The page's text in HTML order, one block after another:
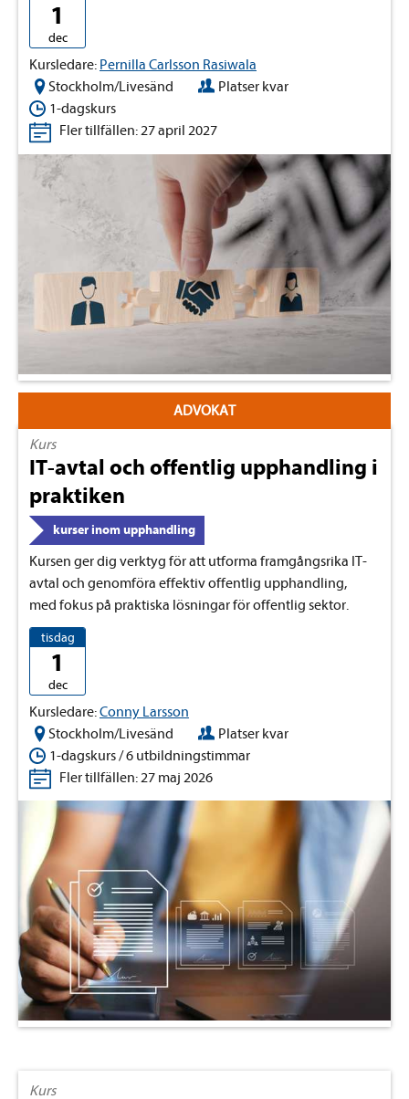
1
dec
Kursledare: Pernilla Carlsson Rasiwala
Stockholm/Livesänd
Platser kvar
1-dagskurs
Fler tillfällen: 27 april 2027
ADVOKAT
Kurs
IT-avtal och offentlig upphandling i
praktiken
kurser inom upphandling
Kursen ger dig verktyg för att utforma framgångsrika IT-
avtal och genomföra effektiv offentlig upphandling,
med fokus på praktiska lösningar för offentlig sektor.
tisdag
1
dec
Kursledare:Conny Larsson
Stockholm/Livesänd
Platser kvar
1-dagskurs / 6 utbildningstimmar
Fler tillfällen: 27 maj 2026
Kurs